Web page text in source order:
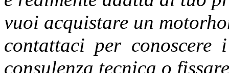
vuoi acquistare un
contattaci per conoscere
consulenza tecnica o